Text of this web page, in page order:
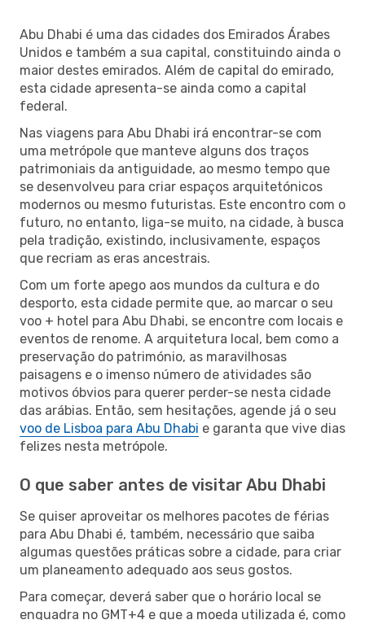
Abu Dhabi é uma das cidades dos Emirados Árabes
Unidos e também a sua capital, constituindo ainda o
maior destes emirados. Além de capital do emirado,
esta cidade apresenta-se ainda como a capital
federal.
Nas viagens para Abu Dhabi irá encontrar-se com
uma metrópole que manteve alguns dos traços
patrimoniais da antiguidade, ao mesmo tempo que
se desenvolveu para criar espaços arquitetónicos
modernos ou mesmo futuristas. Este encontro com o
futuro, no entanto, liga-se muito, na cidade, à busca
pela tradição, existindo, inclusivamente, espaços
que recriam as eras ancestrais.
Com um forte apego aos mundos da cultura e do
desporto, esta cidade permite que, ao marcar o seu
voo + hotel para Abu Dhabi, se encontre com locais e
eventos de renome. A arquitetura local, bem como a
preservação do património, as maravilhosas
paisagens e o imenso número de atividades são
motivos óbvios para querer perder-se nesta cidade
das arábias. Então, sem hesitações, agende já o seu
voo de Lisboa para Abu Dhabi e garanta que vive dias
felizes nesta metrópole.
O que saber antes de visitar Abu Dhabi
Se quiser aproveitar os melhores pacotes de férias
para Abu Dhabi é, também, necessário que saiba
algumas questões práticas sobre a cidade, para criar
um planeamento adequado aos seus gostos.
Para começar, deverá saber que o horário local se
enquadra no GMT+4 e que a moeda utilizada é, como